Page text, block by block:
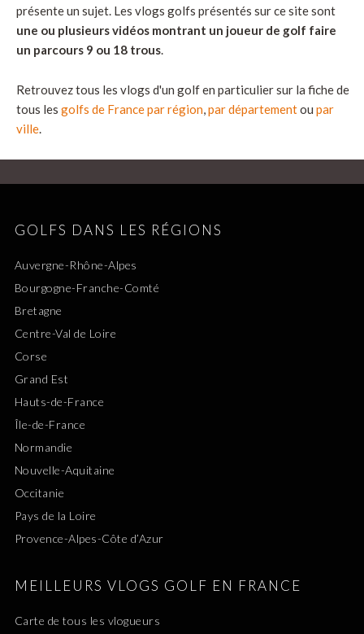
présente un sujet. Les vlogs golfs présentés sur ce site sont
une ou plusieurs vidéos montrant un joueur de golf faire
un parcours 9 ou 18 trous.
Retrouvez tous les vlogs d'un golf en particulier sur la fiche de
tous les golfs de France par région,par départementou par
ville.
GOLFS DANS LES RÉGIONS
Auvergne-Rhône-Alpes
Bourgogne-Franche-Comté
Bretagne
Centre-Val de Loire
Corse
Grand Est
Hauts-de-France
Île-de-France
Normandie
Nouvelle-Aquitaine
Occitanie
Pays de la Loire
Provence-Alpes-Côte d’Azur
MEILLEURS VLOGS GOLF EN FRANCE
Carte de tous les vlogueurs